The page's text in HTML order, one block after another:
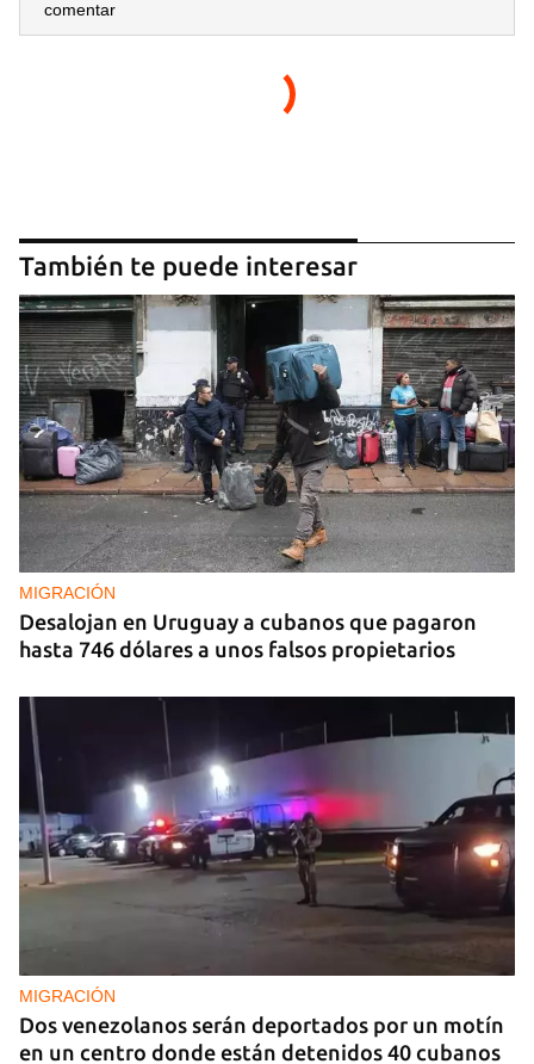
comentar
También te puede interesar
MIGRACIÓN
Desalojan en Uruguay a cubanos que pagaron
hasta 746 dólares a unos falsos propietarios
MIGRACIÓN
Dos venezolanos serán deportados por un motín
en un centro donde están detenidos 40 cubanos